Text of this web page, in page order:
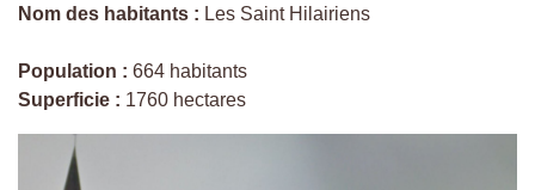
Nom des habitants : Les Saint Hilairiens
Population : 664 habitants
Superficie : 1760 hectares